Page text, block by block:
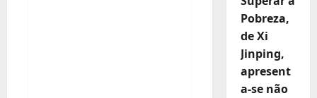
Pobreza,
de Xi
Jinping,
apresent
a-se não